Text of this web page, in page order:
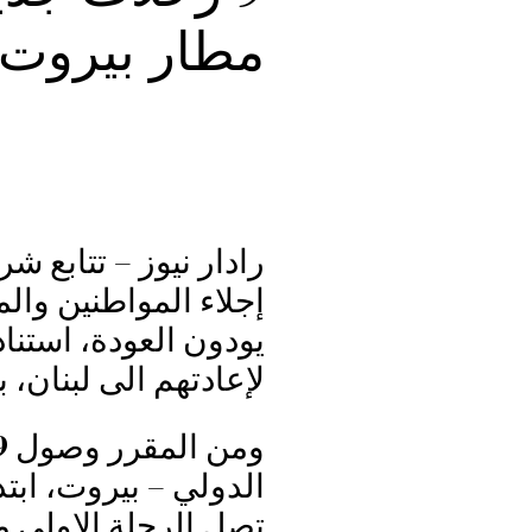
مطار
رادار نيوز –
إجلاء المواطنين
يودون العودة،
لإعادتهم الى
الدولي – بيروت،